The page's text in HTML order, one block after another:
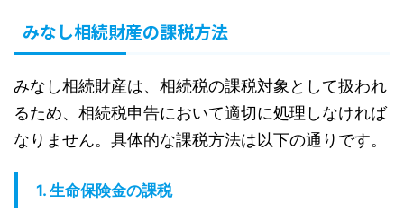
みなし相続財産の課税方法
みなし相続財産は、相続税の課税対象として扱われ
るため、相続税申告において適切に処理しなければ
なりません。具体的な課税方法は以下の通りです。
1. 生命保険金の課税